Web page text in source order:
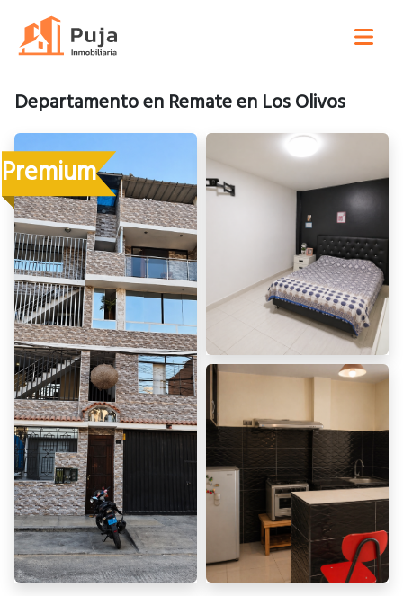
Departamento en Remate en Los Olivos
Premium